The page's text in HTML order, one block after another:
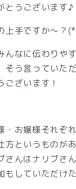
とうございます♪
上手ですか〜？
んなに伝わりや
そう言っていた
ございます！
・お嬢様それぞ
方というものが
さんはナリブさ
もしていただけ